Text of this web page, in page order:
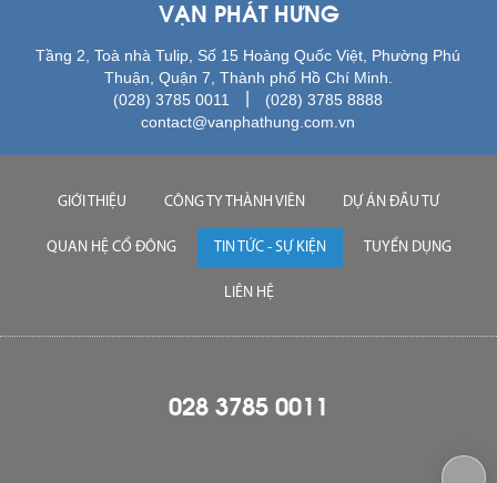
VẠN PHÁT HƯNG
Tầng 2, Toà nhà Tulip, Số 15 Hoàng Quốc Việt, Phường Phú
Thuận, Quận 7, Thành phố Hồ Chí Minh.
(028) 3785 0011
(028) 3785 8888
contact@vanphathung.com.vn
GIỚI THIỆU CÔNG TY THÀNH VIÊN DỰ ÁN ĐẦU TƯ
QUAN HỆ CỔ ĐÔNG TIN TỨC - SỰ KIỆN TUYỂN DỤNG
LIÊN HỆ
028 3785 0011